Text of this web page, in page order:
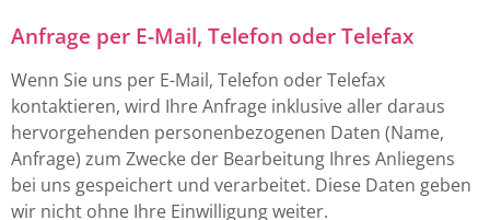
Anfrage per E-Mail, Telefon oder Telefax
Wenn Sie uns per E-Mail, Telefon oder Telefax
kontaktieren, wird Ihre Anfrage inklusive aller daraus
hervorgehenden personenbezogenen Daten (Name,
Anfrage) zum Zwecke der Bearbeitung Ihres Anliegens
bei uns gespeichert und verarbeitet. Diese Daten geben
wir nicht ohne Ihre Einwilligung weiter.